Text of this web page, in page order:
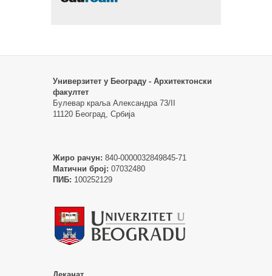
Универзитет у Београду - Архитектонски
факултет
Булевар краља Александра 73/II
11120 Београд, Србија
Жиро рачун: 840-0000032849845-71
Матични број: 07032480
ПИБ: 100252129